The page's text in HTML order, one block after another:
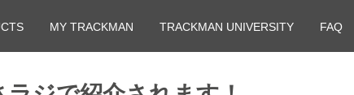
MY TRACKMAN TRACKMAN UNIVERSITY FAQ